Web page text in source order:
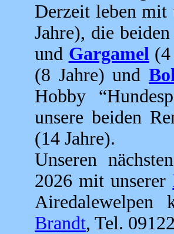
Derzeit leben mit
Jahre), die
und Gargamel(4
(8 Jahre) und
Hobby
unsere beiden
(14 Jahre).
Unseren
2026 mit unserer
Brandt, Tel.